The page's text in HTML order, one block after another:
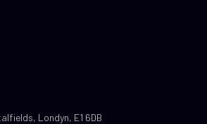
Londyn, E1 6DB